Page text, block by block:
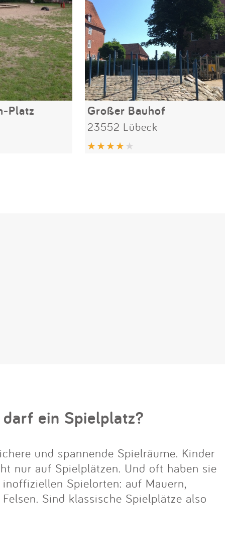
Platz Großer Bauhof
23552 Lübeck
ein Spielplatz?
und spannende Spielräume. Kinder
nur auf Spielplätzen. Und oft haben sie
Spielorten: auf Mauern,
Sind klassische Spielplätze also